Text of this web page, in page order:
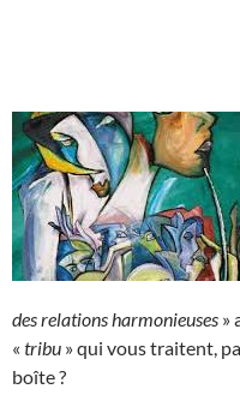
des relations harmonieuses »
« tribu » qui vous traitent,
boîte ?